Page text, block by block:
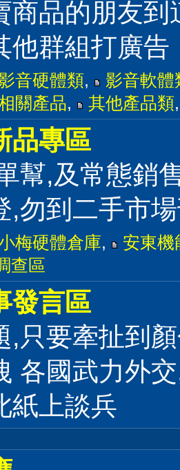
商品的朋友到
他群組打廣告
音硬體類,
影音軟體
關產品, 其他產品類
品專區
幫,及常態銷
,勿到二手市
梅硬體倉庫,
安東機
查區
發言區
,只要牽扯到
各國武力外
紙上談兵